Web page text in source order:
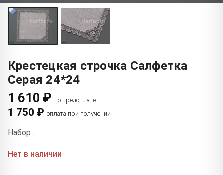
Крестецкая строчка Салфетка
Серая 24*24
1 610 ₽ по предоплате
1 750 ₽ оплата при получении
Набор .
Нет в наличии